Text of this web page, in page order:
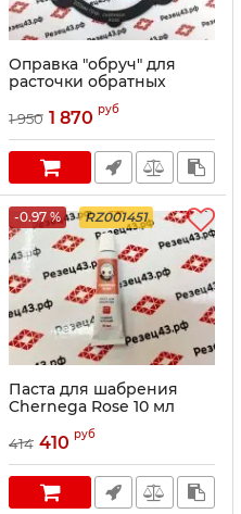
Оправка "обруч" для
расточки обратных
кулачков токарного
патрона 250 мм (ПНР)
1 950 1 870 руб
-0.97 % RZ001451
Паста для шабрения
Chernega Rose 10 мл
414 410 руб